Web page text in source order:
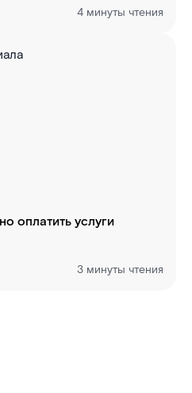
4 минуты чтения
оплатить услуги
3 минуты чтения